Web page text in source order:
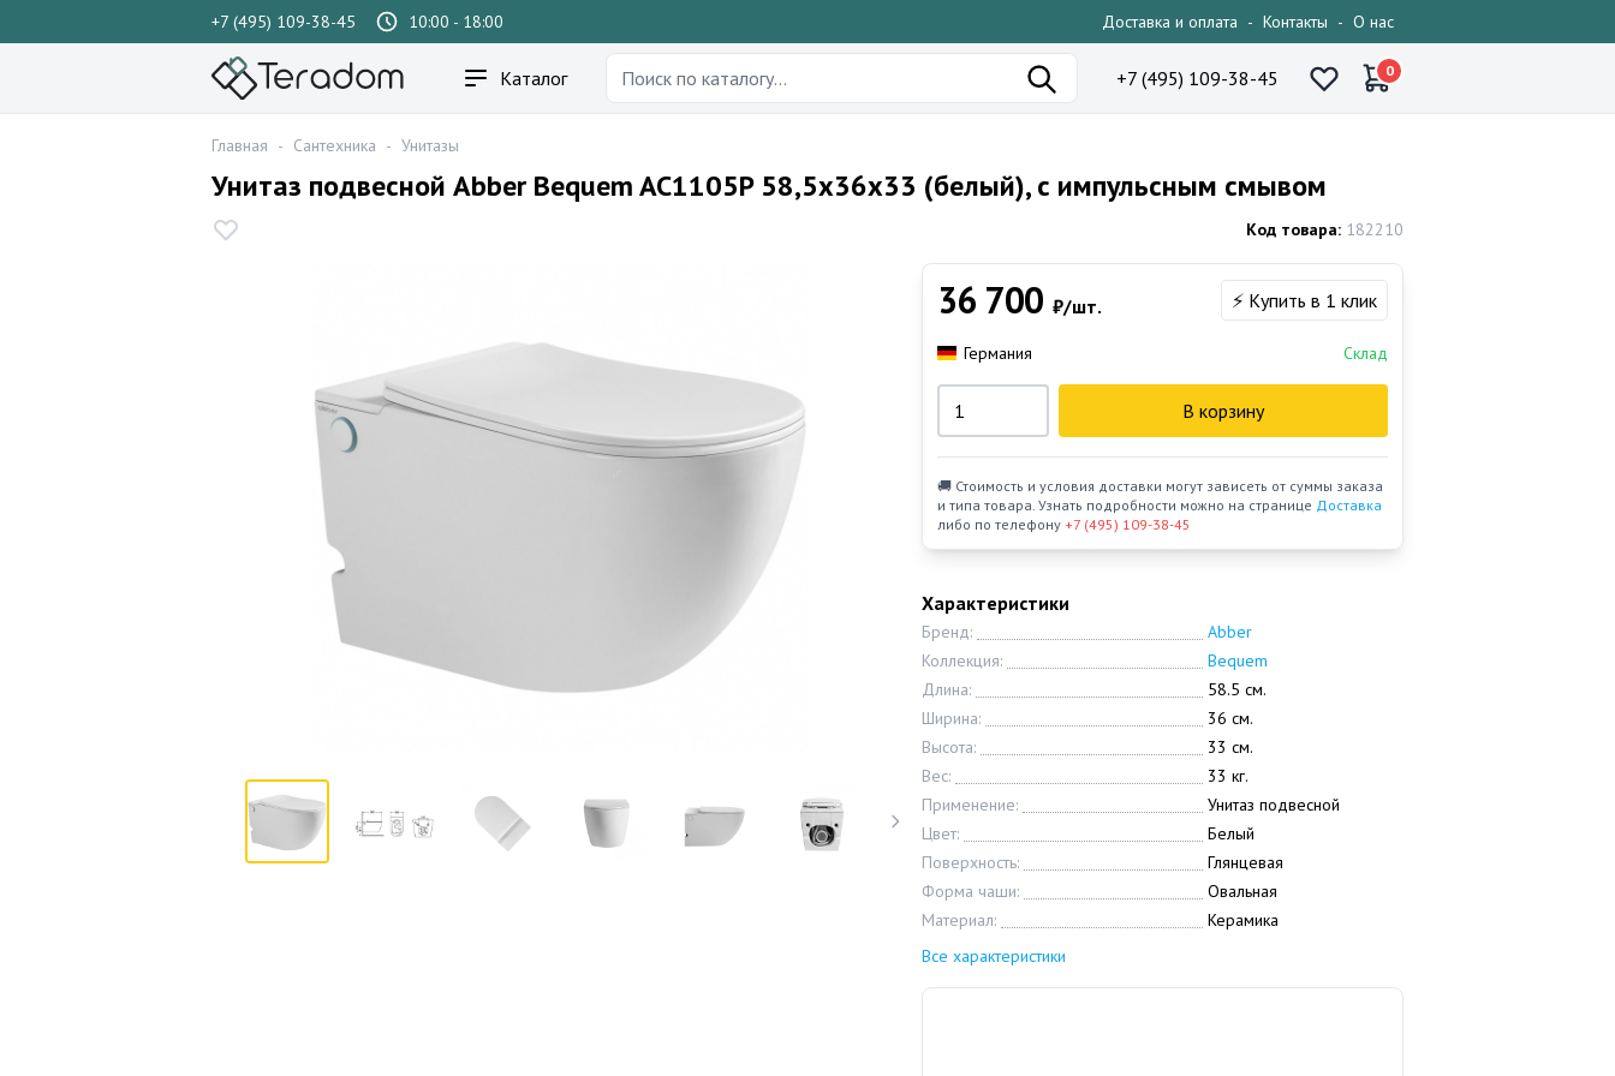
+7 (495) 109-38-45 10:00 - 18:00 Доставка и оплата - Контакты - О нас
Каталог +7 (495) 109-38-45 0
Главная - Сантехника - Унитазы
Унитаз подвесной Abber Bequem AC1105P 58,5x36x33 (белый), с импульсным смывом
Код товара: 182210
Характеристики
Бренд:
Abber
Коллекция:
Bequem
Длина:
58.5 см.
Ширина:
36 см.
Высота:
33 см.
Вес:
33 кг.
Применение:
Унитаз подвесной
Цвет:
Белый
Поверхность:
Глянцевая
Форма чаши:
Овальная
Материал:
Керамика
Все характеристики
36 700 ₽/шт. ⚡ Купить в 1 клик
Германия Склад
В корзину
🚚 Стоимость и условия доставки могут зависеть от суммы заказа
и типа товара. Узнать подробности можно на странице Доставка
либо по телефону +7 (495) 109-38-45